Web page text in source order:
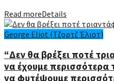
Read moreDetails
George Eliot (Τζορτζ Έλιοτ)
“Δεν θα βρέξει ποτέ
να έχουμε περισσότερα
να φυτέψουμε